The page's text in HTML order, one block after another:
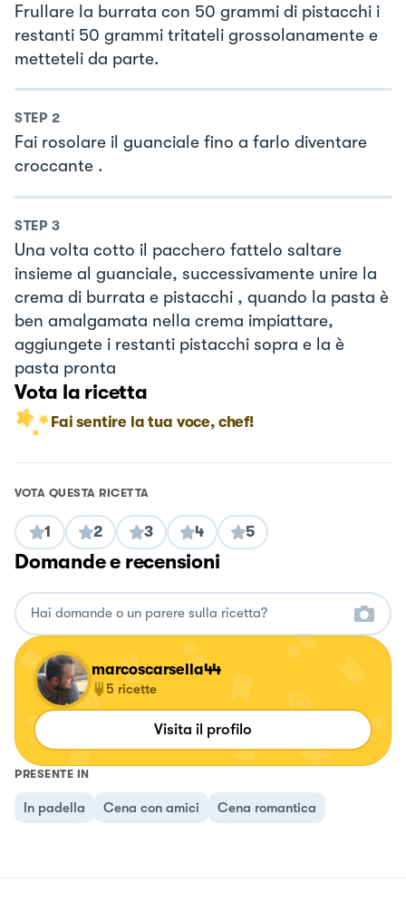
Frullare la burrata con 50 grammi di pistacchi i
restanti 50 grammi tritateli grossolanamente e
metteteli da parte.
STEP 2
Fai rosolare il guanciale fino a farlo diventare
croccante .
STEP 3
Una volta cotto il pacchero fattelo saltare
insieme al guanciale, successivamente unire la
crema di burrata e pistacchi , quando la pasta è
ben amalgamata nella crema impiattare,
aggiungete i restanti pistacchi sopra e la è
pasta pronta
Vota la ricetta
Fai sentire la tua voce, chef!
VOTA QUESTA RICETTA
1 2 3 4 5
Domande e recensioni
marcoscarsella44
5 ricette
Visita il profilo
PRESENTE IN
In padella Cena con amici Cena romantica